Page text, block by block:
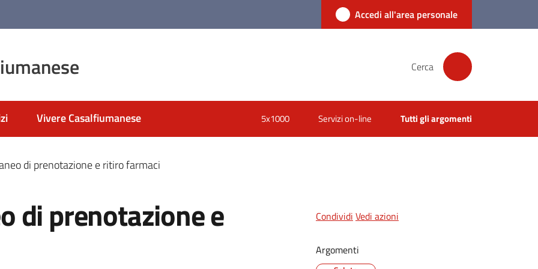
Accedi all'area personale
Cerca
Vivere Casalfiumanese 5x1000 Servizi on-line Tutti gli argomenti
di prenotazione e ritiro farmaci
di prenotazione e
Condividi Vedi azioni
Argomenti